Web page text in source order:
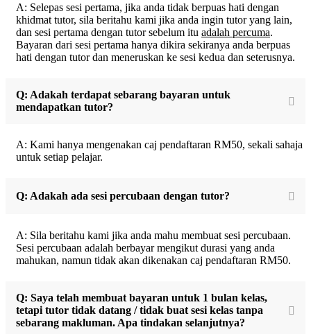
A: Selepas sesi pertama, jika anda tidak berpuas hati dengan
khidmat tutor, sila beritahu kami jika anda ingin tutor yang lain,
dan sesi pertama dengan tutor sebelum itu adalah percuma.
Bayaran dari sesi pertama hanya dikira sekiranya anda berpuas
hati dengan tutor dan meneruskan ke sesi kedua dan seterusnya.
Q: Adakah terdapat sebarang bayaran untuk
mendapatkan tutor?
A: Kami hanya mengenakan caj pendaftaran RM50, sekali sahaja
untuk setiap pelajar.
Q: Adakah ada sesi percubaan dengan tutor?
A: Sila beritahu kami jika anda mahu membuat sesi percubaan.
Sesi percubaan adalah berbayar mengikut durasi yang anda
mahukan, namun tidak akan dikenakan caj pendaftaran RM50.
Q: Saya telah membuat bayaran untuk 1 bulan kelas,
tetapi tutor tidak datang / tidak buat sesi kelas tanpa
sebarang makluman. Apa tindakan selanjutnya?